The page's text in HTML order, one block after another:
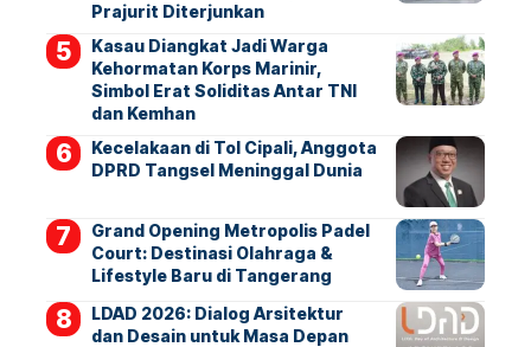
Prajurit Diterjunkan
Kasau Diangkat Jadi Warga
Kehormatan Korps Marinir,
Simbol Erat Soliditas Antar TNI
dan Kemhan
Kecelakaan di Tol Cipali, Anggota
DPRD Tangsel Meninggal Dunia
Grand Opening Metropolis Padel
Court: Destinasi Olahraga &
Lifestyle Baru di Tangerang
LDAD 2026: Dialog Arsitektur
dan Desain untuk Masa Depan